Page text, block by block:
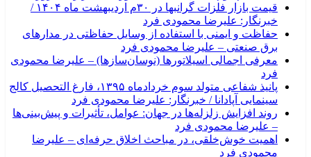
قیمت بازار فلزات گرانبها در ۳۰م اردیبهشت ماه ۱۴۰۴ /
خبرنگار: علیرضا محمودی فرد
حفاظت و ایمنی با استفاده از وسایل حفاظتی در مدارهای
برق صنعتی – علیرضا محمودی فرد
معرفی اجمالی اسیلاتورها (نوسان‌سازها) – علیرضا محمودی
فرد
پانیذ شفاعی متولد سوم خردادماه ۱۳۹۵، فارغ التحصیل کالج
سینمایی آپادانا / خبرنگار: علیرضا محمودی فرد
روند افزایش زلزله‌ها در جهان: عوامل، تأثیرات و پیش‌بینی‌ها
– علیرضا محمودی فرد
اهمیت خوش‌خلقی، در مباحث اخلاق حرفه‌ای – علیرضا
محمودی فرد